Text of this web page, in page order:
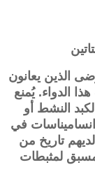
الذين يعانون
الدواء. يُمنع
النشط أو
في
تاريخ من
لمثبطات